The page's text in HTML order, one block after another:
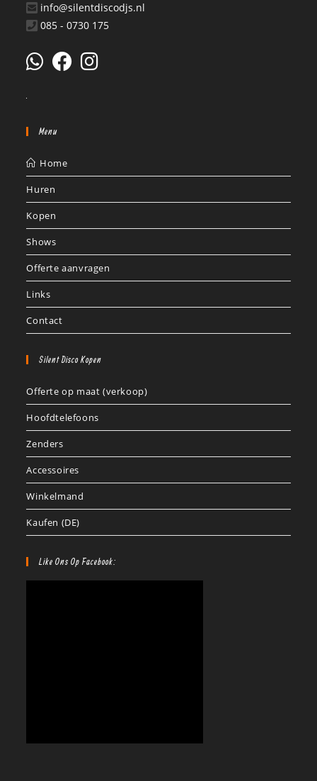
info@silentdiscodjs.nl
085 - 0730 175
Menu
Home
Huren
Kopen
Shows
Offerte aanvragen
Links
Contact
Silent Disco Kopen
Offerte op maat (verkoop)
Hoofdtelefoons
Zenders
Accessoires
Winkelmand
Kaufen (DE)
Like Ons Op Facebook: